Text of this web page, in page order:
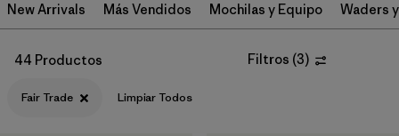
Filtrar por
Category
Filtrar por
Price
Filtrar por
Size
New Arrivals Más Vendidos Mochilas y Equipo Waders
44 Productos Filtros (3)
Fair Trade Limpiar Todos